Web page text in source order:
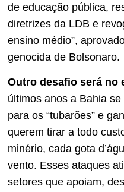
de educação pública,
diretrizes da LDB e
ensino médio”,
genocida de Bolsonaro.
Outro desafio será no
últimos anos a Bahia
para os “tubarões” e
querem tirar a todo
minério, cada gota
vento. Esses ataques
setores que apoiam,